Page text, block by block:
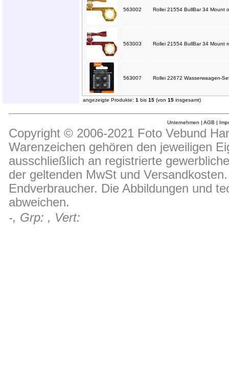
563002 Rollei 21554 BullBar 34 Mount
563003 Rollei 21554 BullBar 34 Mount
563007 Rollei 22672 Wasserwaagen-
angezeigte Produkte: 1 bis 15 (von 15 insgesamt)
Unternehmen | AGB |
Copyright © 2006-2021 Foto Vebund
Warenzeichen gehören den jeweiligen
ausschließlich an registrierte
der geltenden MwSt und
Endverbraucher. Die Abbildungen und
abweichen.
-, Grp: , Vert: